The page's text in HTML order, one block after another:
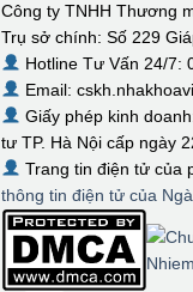
Công ty TNHH Thương
Trụ sở chính: Số 229
Hotline Tư Vấn 24/7:
Email:
Giấy phép kinh
tư TP. Hà Nội cấp ngày
Trang tin điện tử của
thông tin điện tử của